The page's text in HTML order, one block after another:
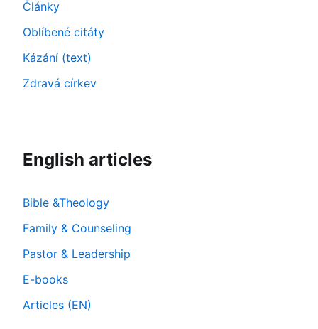
Články
Oblíbené citáty
Kázání (text)
Zdravá církev
English articles
Bible &Theology
Family & Counseling
Pastor & Leadership
E-books
Articles (EN)